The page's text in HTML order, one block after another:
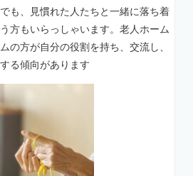
も、見慣れた人たちと一緒に落ち着
方もいらっしゃいます。老人ホーム
の方が自分の役割を持ち、交流し、
る傾向があります